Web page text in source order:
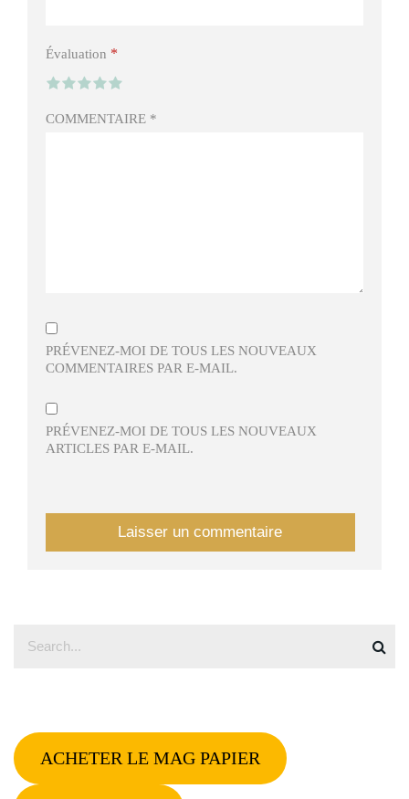
Évaluation *
COMMENTAIRE *
PRÉVENEZ-MOI DE TOUS LES NOUVEAUX
COMMENTAIRES PAR E-MAIL.
PRÉVENEZ-MOI DE TOUS LES NOUVEAUX
ARTICLES PAR E-MAIL.
ACHETER LE MAG PAPIER